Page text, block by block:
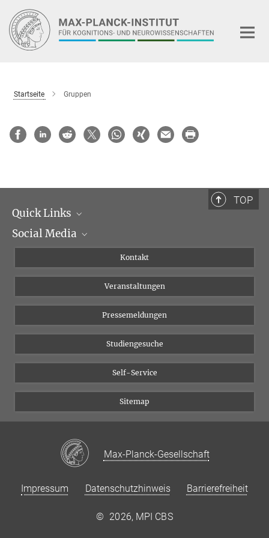
Hauptinhalt
Startseite Gruppen
TOP
Quick Links
Institutsleitung
Social Media
Bluesky
YouTube
Kontakt
Veranstaltungen
Pressemeldungen
Studiengesuche
Self-Service
Sitemap
Max-Planck-Gesellschaft
Impressum Datenschutzhinweis Barrierefreiheit
© 2026, MPI CBS